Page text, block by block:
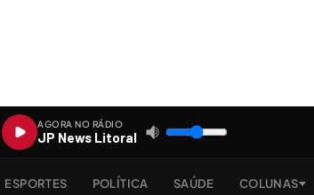
AGORA NO RÁDIO
JP News Litoral
ESPORTES POLÍTICA SAÚDE COLUNAS